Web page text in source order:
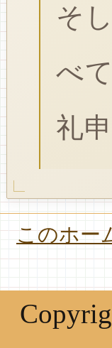
そ
べ
礼
このホー